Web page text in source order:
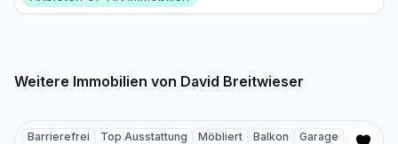
Weitere Immobilien von David Breitwieser
Barrierefrei Top Ausstattung Möbliert Balkon
Garage